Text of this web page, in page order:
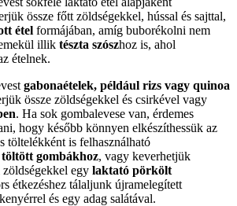
össze főtt zöldségekkel, hússal és sajttal,
étel formájában, amíg buborékolni nem
illik tészta szószhoz is, ahol
ételnek.
gabonaételek, például rizs vagy quinoa
össze zöldségekkel és csirkével vagy
. Ha sok gombalevese van, érdemes
hogy később könnyen elkészíthessük az
töltelékként is felhasználható
gombákhoz, vagy keverhetjük
zöldségekkel egy laktató pörkölt
étkezéshez tálaljunk újramelegített
és egy adag salátával.